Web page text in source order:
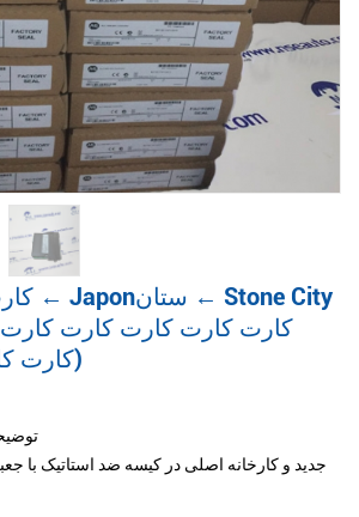
(کارت
جدید و کارخانه اصلی در کیسه ضد استاتیک با